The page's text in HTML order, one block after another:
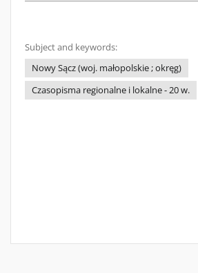
Subject and keywords:
Nowy Sącz (woj. małopolskie ; okręg)
Czasopisma regionalne i lokalne - 20 w.